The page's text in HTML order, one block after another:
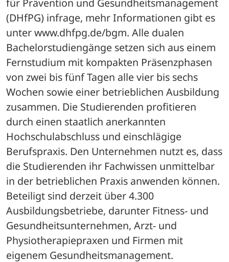
für Prävention und Gesundheitsmanagement
(DHfPG) infrage, mehr Informationen gibt es
unter www.dhfpg.de/bgm. Alle dualen
Bachelorstudiengänge setzen sich aus einem
Fernstudium mit kompakten Präsenzphasen
von zwei bis fünf Tagen alle vier bis sechs
Wochen sowie einer betrieblichen Ausbildung
zusammen. Die Studierenden profitieren
durch einen staatlich anerkannten
Hochschulabschluss und einschlägige
Berufspraxis. Den Unternehmen nutzt es, dass
die Studierenden ihr Fachwissen unmittelbar
in der betrieblichen Praxis anwenden können.
Beteiligt sind derzeit über 4.300
Ausbildungsbetriebe, darunter Fitness- und
Gesundheitsunternehmen, Arzt- und
Physiotherapiepraxen und Firmen mit
eigenem Gesundheitsmanagement.